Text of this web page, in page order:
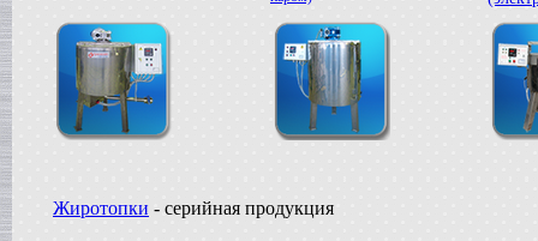
Жиротопки - серийная продукция